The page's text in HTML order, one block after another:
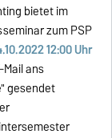
bietet im
zum PSP
12:00 Uhr
ans
" gesendet